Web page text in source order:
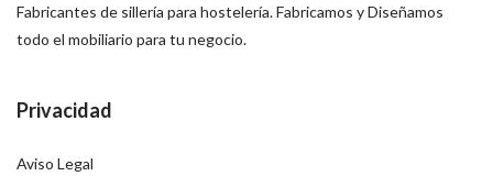
Fabricantes de sillería para hostelería. Fabricamos y Diseñamos
todo el mobiliario para tu negocio.
Privacidad
Aviso Legal